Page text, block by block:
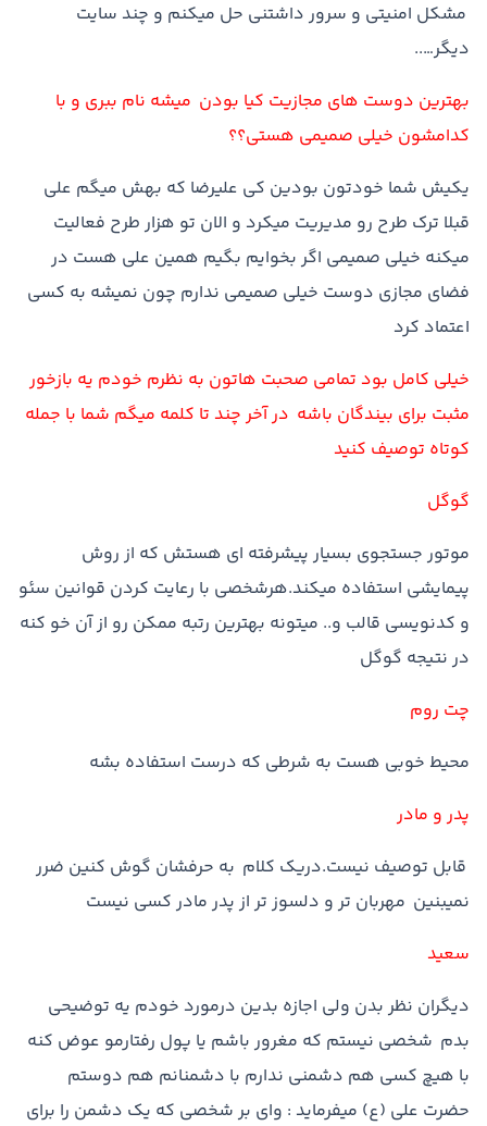
مشکل امنيتي و سرور داشتني حل ميکنم و چند سايت
ديگر…..
بهترين دوست هاي مجازيت کيا بودن ميشه نام ببري و با
کدامشون خيلي صميمي هستي؟؟
يکيش شما خودتون بودين کي عليرضا که بهش ميگم علي
قبلا ترک طرح رو مديريت ميکرد و الان تو هزار طرح فعاليت
ميکنه خيلي صميمي اگر بخوايم بگيم همين علي هست در
فضاي مجازي دوست خيلي صميمي ندارم چون نميشه به کسي
اعتماد کرد
خيلي کامل بود تمامي صحبت هاتون به نظرم خودم يه بازخور
مثبت براي بيندگان باشه در آخر چند تا کلمه ميگم شما با جمله
کوتاه توصيف کنيد
گوگل
موتور جستجوي بسيار پيشرفته اي هستش که از روش
پيمايشي استفاده ميکند.هرشخصي با رعايت کردن قوانين سئو
و کدنويسي قالب و.. ميتونه بهترين رتبه ممکن رو از آن خو کنه
در نتيجه گوگل
چت روم
محيط خوبي هست به شرطي که درست استفاده بشه
پدر و مادر
قابل توصيف نيست.دريک کلام به حرفشان گوش کنين ضرر
نميبنين مهربان تر و دلسوز تر از پدر مادر کسي نيست
سعید
ديگران نظر بدن ولي اجازه بدين درمورد خودم يه توضيحي
بدم شخصي نيستم که مغرور باشم يا پول رفتارمو عوض کنه
با هيچ کسي هم دشمني ندارم با دشمنانم هم دوستم
حضرت علي (ع) ميفرمايد : واي بر شخصي که يک دشمن را براي